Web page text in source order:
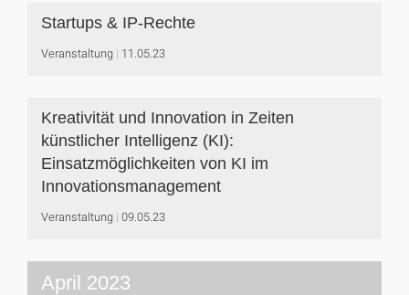
Startups & IP-Rechte
Veranstaltung 11.05.23
Kreativität und Innovation in Zeiten
künstlicher Intelligenz (KI):
Einsatzmöglichkeiten von KI im
Innovationsmanagement
Veranstaltung 09.05.23
April 2023